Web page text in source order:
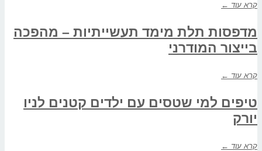
קרא עוד ←
מדפסות תלת מימד תעשייתיות – מהפכה
בייצור המודרני
קרא עוד ←
טיפים למי שטסים עם ילדים קטנים לניו
יורק
קרא עוד ←